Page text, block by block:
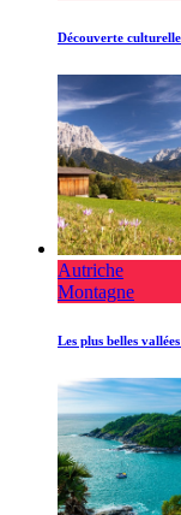
Découverte
Autriche
Montagne
Les plus belles